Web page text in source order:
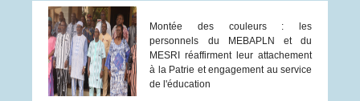
Montée des couleurs : les
personnels du MEBAPLN et du
MESRI réaffirment leur attachement
à la Patrie et engagement au service
de l'éducation